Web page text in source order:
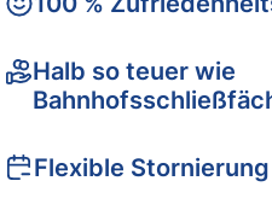
Halb so teuer wie
Flexible Stornierung